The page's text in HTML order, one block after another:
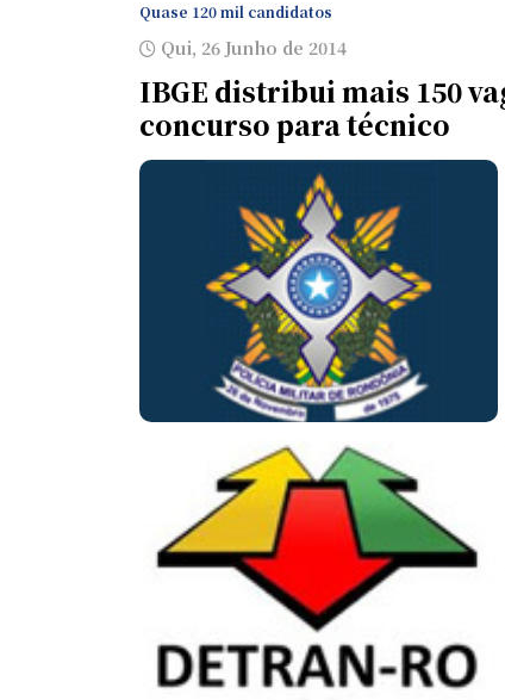
Quase 120 mil candidatos
Qui, 26 Junho de 2014
IBGE distribui mais 150
concurso para técnico